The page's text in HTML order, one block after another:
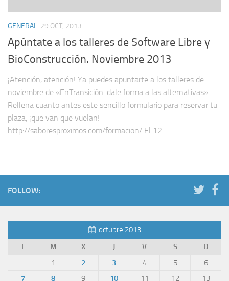
GENERAL 29 OCT, 2013
Apúntate a los talleres de Software Libre y
BioConstrucción. Noviembre 2013
¡Atención, atención! Ya puedes apuntarte a los talleres de
noviembre de «EnTransición: dale forma a las alternativas».
Rellena cuanto antes este sencillo formulario para reservar tu
plaza, ¡que van que vuelan!
http://saboresproximos.com/formacion/ El 12...
FOLLOW:
octubre 2013
L
M X J V S D
1 2 3 4 5
6
7
8 9 10 11 12
13